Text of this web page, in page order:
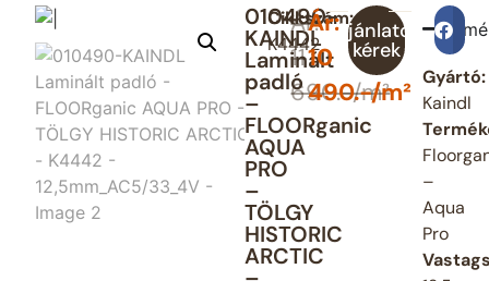
010490-
KAINDL
Laminált
padló
–
FLOORganic
AQUA
PRO
–
TÖLGY
HISTORIC
ARCTIC
Cikkszám:
K4442
Ár:
11
690.-/m²
Ár:
10
490.-/m²
Ajánlatot
kérek
Gyártó:
Kaindl
–
Aqua
Pro